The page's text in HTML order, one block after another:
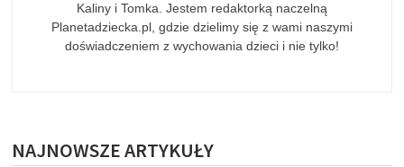
Kaliny i Tomka. Jestem redaktorką naczelną
Planetadziecka.pl, gdzie dzielimy się z wami naszymi
doświadczeniem z wychowania dzieci i nie tylko!
NAJNOWSZE ARTYKUŁY